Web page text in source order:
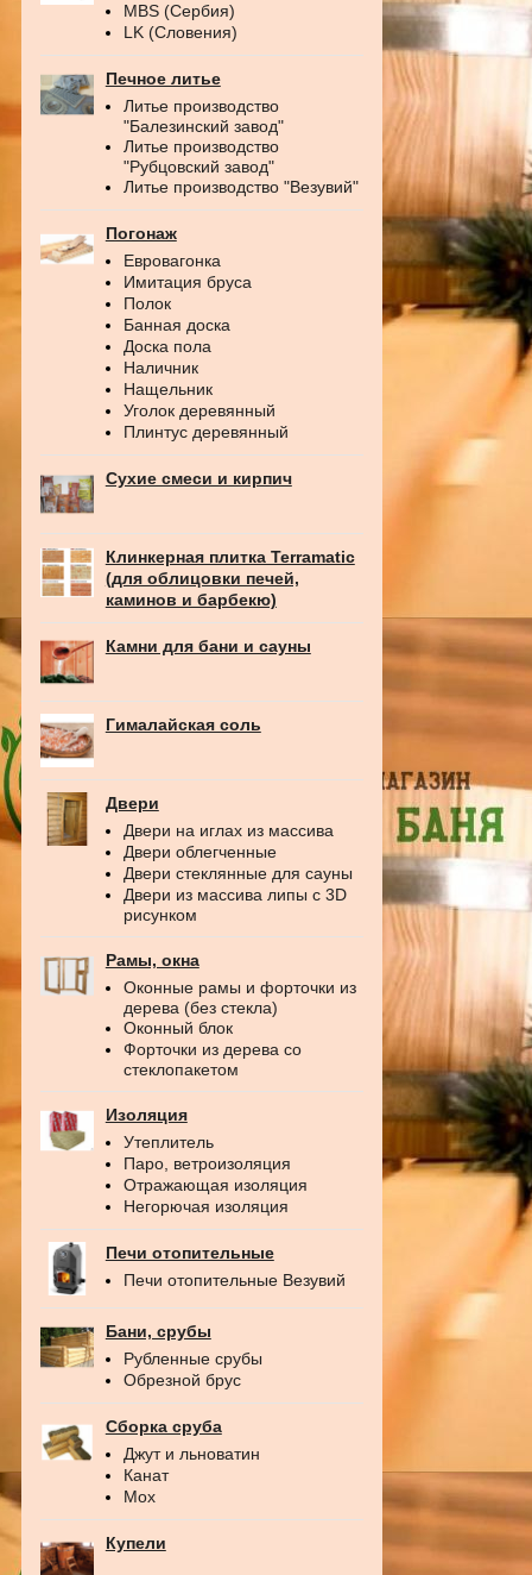
MBS (Сербия)
LK (Словения)
Печное литье
Литье производство
"Балезинский завод"
Литье производство
"Рубцовский завод"
Литье производство "Везувий"
Погонаж
Евровагонка
Имитация бруса
Полок
Банная доска
Доска пола
Наличник
Нащельник
Уголок деревянный
Плинтус деревянный
Сухие смеси и кирпич
Клинкерная плитка Terramatic
(для облицовки печей,
каминов и барбекю)
Камни для бани и сауны
Гималайская соль
Двери
Двери на иглах из массива
Двери облегченные
Двери стеклянные для сауны
Двери из массива липы с 3D
рисунком
Рамы, окна
Оконные рамы и форточки из
дерева (без стекла)
Оконный блок
Форточки из дерева со
стеклопакетом
Изоляция
Утеплитель
Паро, ветроизоляция
Отражающая изоляция
Негорючая изоляция
Печи отопительные
Печи отопительные Везувий
Бани, срубы
Рубленные срубы
Обрезной брус
Сборка сруба
Джут и льноватин
Канат
Мох
Купели